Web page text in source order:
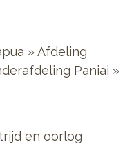
»Afdeling
Paniai »
en oorlog